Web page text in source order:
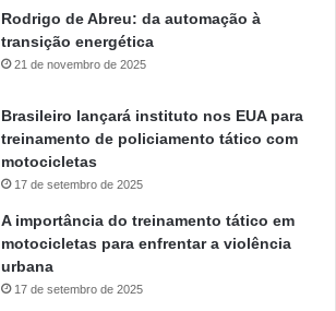
Rodrigo de Abreu: da automação à
transição energética
21 de novembro de 2025
Brasileiro lançará instituto nos EUA para
treinamento de policiamento tático com
motocicletas
17 de setembro de 2025
A importância do treinamento tático em
motocicletas para enfrentar a violência
urbana
17 de setembro de 2025